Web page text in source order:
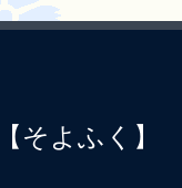
そよふく】